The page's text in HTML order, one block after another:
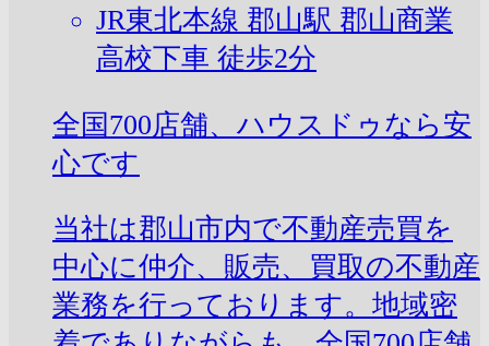
JR東北本線 郡山駅 郡山商業
高校下車 徒歩2分
全国700店舗、ハウスドゥなら安
心です
当社は郡山市内で不動産売買を
中心に仲介、販売、買取の不動産
業務を行っております。地域密